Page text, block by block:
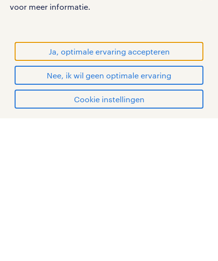
voor meer informatie.
Ja, optimale ervaring accepteren
Nee, ik wil geen optimale ervaring
Cookie instellingen
WORLD OF WORK zijn geregistreerde